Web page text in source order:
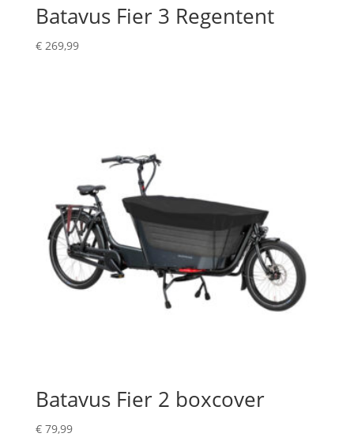
Batavus Fier 3 Regentent
€269,99
Batavus Fier 2 boxcover
€79,99